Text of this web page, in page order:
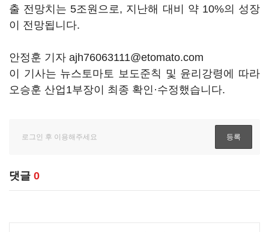
출 전망치는 5조원으로, 지난해 대비 약 10%의 성장
이 전망됩니다.
안정훈 기자 ajh76063111@etomato.com
이 기사는 뉴스토마토 보도준칙 및 윤리강령에 따라
오승훈 산업1부장이 최종 확인·수정했습니다.
댓글 0